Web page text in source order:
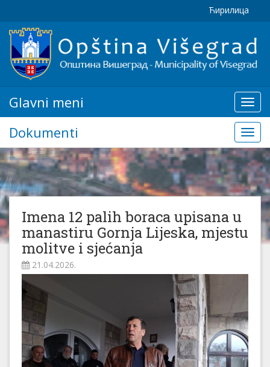
Ћирилица
Glavni
meni
Glavni meni
Dokumenti
Imena 12 palih boraca upisana u
manastiru Gornja Lijeska, mjestu
molitve i sjećanja
21.04.2026.